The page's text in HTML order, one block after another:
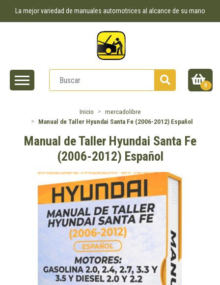
La mejor variedad de manuales automotrices al alcance de su mano
0
Inicio
mercadolibre
Manual de Taller Hyundai Santa Fe (2006-2012) Español
Manual de Taller Hyundai Santa Fe
(2006-2012) Español